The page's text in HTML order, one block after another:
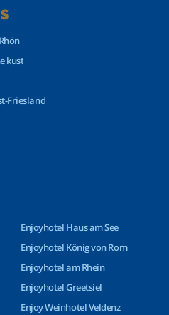
kust
Friesland
Enjoyhotel Haus am See
Enjoyhotel König von Rom
Enjoyhotel am Rhein
Enjoyhotel Greetsiel
Enjoy Weinhotel Veldenz